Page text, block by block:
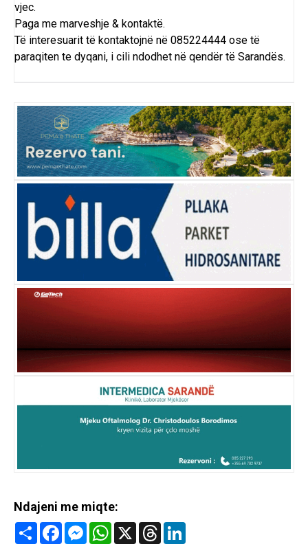
vjec.
Paga me marveshje & kontaktë.
Të interesuarit të kontaktojnë në 085224444 ose të
paraqiten te dyqani, i cili ndodhet në qendër të Sarandës.
Ndajeni me miqte:
Share FacebookMessenger
WhatsApp
X Threads